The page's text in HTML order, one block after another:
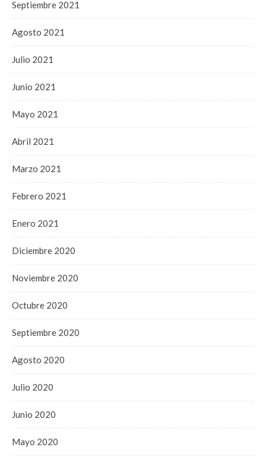
Septiembre 2021
Agosto 2021
Julio 2021
Junio 2021
Mayo 2021
Abril 2021
Marzo 2021
Febrero 2021
Enero 2021
Diciembre 2020
Noviembre 2020
Octubre 2020
Septiembre 2020
Agosto 2020
Julio 2020
Junio 2020
Mayo 2020